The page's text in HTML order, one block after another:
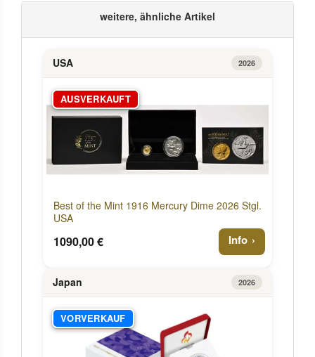
weitere, ähnliche Artikel
USA 2026
AUSVERKAUFT
Best of the Mint 1916 Mercury Dime 2026 Stgl.
USA
1090,00 € Info
Japan 2026
VORVERKAUF